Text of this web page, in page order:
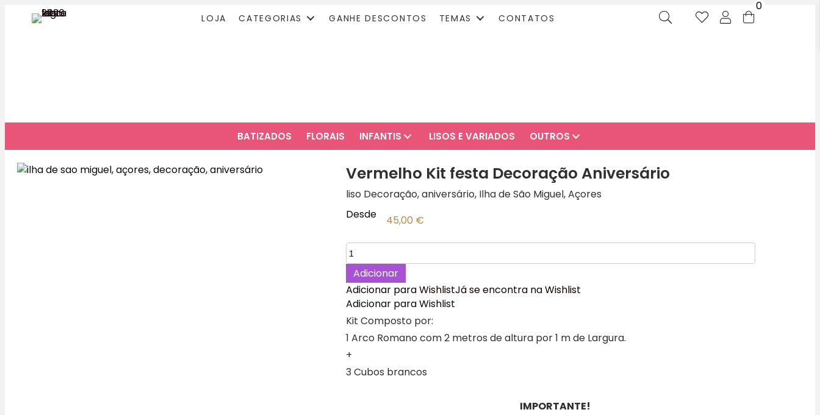
LOJA CATEGORIAS GANHE DESCONTOS TEMAS CONTATOS
0
BATIZADOS FLORAIS INFANTIS LISOS E VARIADOS OUTROS
Vermelho Kit festa Decoração Aniversário
liso Decoração, aniversário, Ilha de São Miguel, Açores
Desde
45,00 €
Quantidade
de
Vermelho
Kit
festa
Decoração
Aniversário
Adicionar
Adicionar para WishlistJá se encontra na Wishlist
Adicionar para Wishlist
Kit Composto por:
1 Arco Romano com 2 metros de altura por 1 m de Largura.
+
3 Cubos brancos
IMPORTANTE!